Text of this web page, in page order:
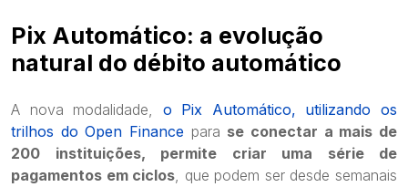
Pix Automático: a evolução
natural do débito automático
A nova modalidade, o Pix Automático, utilizando os
trilhos do Open Finance para se conectar a mais de
200 instituições, permite criar uma série de
pagamentos em ciclos, que podem ser desde semanais